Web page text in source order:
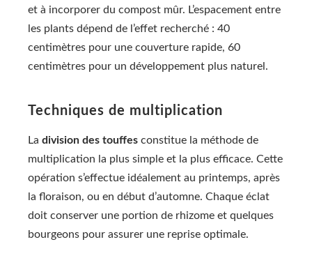
et à incorporer du compost mûr. L’espacement entre
les plants dépend de l’effet recherché : 40
centimètres pour une couverture rapide, 60
centimètres pour un développement plus naturel.
Techniques de multiplication
La division des touffes constitue la méthode de
multiplication la plus simple et la plus efficace. Cette
opération s’effectue idéalement au printemps, après
la floraison, ou en début d’automne. Chaque éclat
doit conserver une portion de rhizome et quelques
bourgeons pour assurer une reprise optimale.